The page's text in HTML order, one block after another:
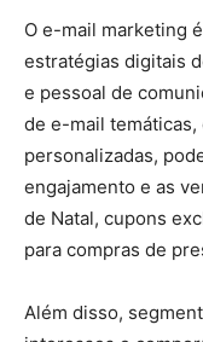
O e-mail marketing
estratégias digitais
e pessoal de
de e-mail
personalizadas,
engajamento e as
de Natal, cupons
para compras de
Além disso,